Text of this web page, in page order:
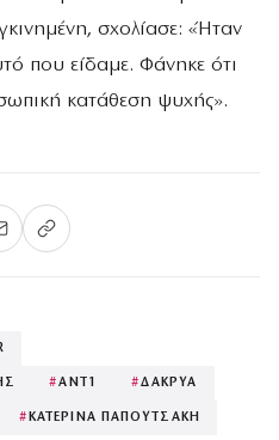
σχολίασε: «Ήταν
που είδαμε. Φάνηκε ότι
κατάθεση ψυχής».
#ΑΝΤ1 #ΔΑΚΡΥΑ
# ΚΑΤΕΡΙΝΑ ΠΑΠΟΥΤΣΑΚΗ